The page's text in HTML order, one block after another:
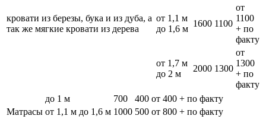
кровати из березы, бука и из дуба, а
так же мягкие кровати из дерева
от 1,1 м
до 1,6 м
1600 1100
от
1100
+ по
факту
от 1,7 м
до 2 м
2000 1300
от
1300
+ по
факту
Матрасы
до 1 м 700 400 от 400 + по факту
от 1,1 м до 1,6 м 1000 500 от 800 + по факту